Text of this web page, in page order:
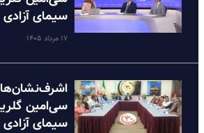
سیمای آزادی
۱۷ مرداد ۱۴۰۵
سی‌امین
سیمای آزادی